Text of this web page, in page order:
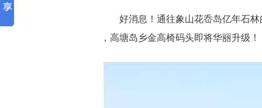
好消息！通往象山花岙岛亿年石林
，高塘岛乡金高椅码头即将华丽升级！